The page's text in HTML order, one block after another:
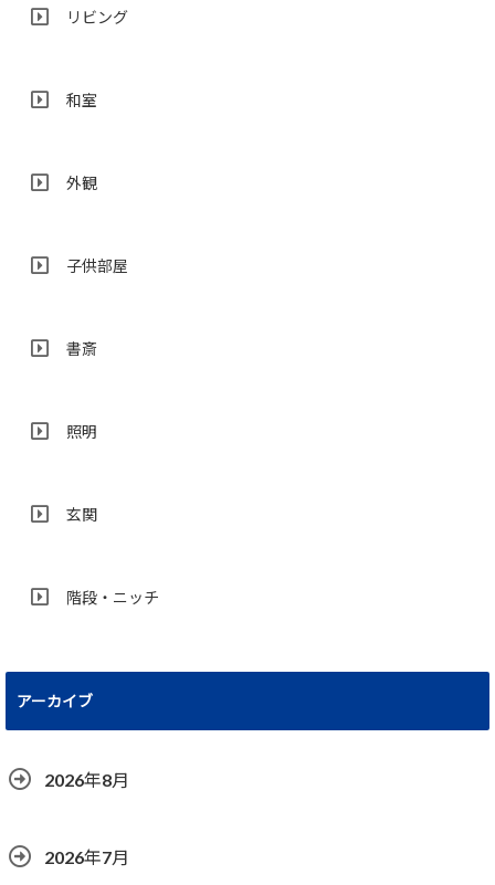
リビング
和室
外観
子供部屋
書斎
照明
玄関
階段・ニッチ
アーカイブ
2026年8月
2026年7月